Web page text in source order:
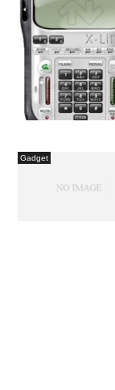
Gadget